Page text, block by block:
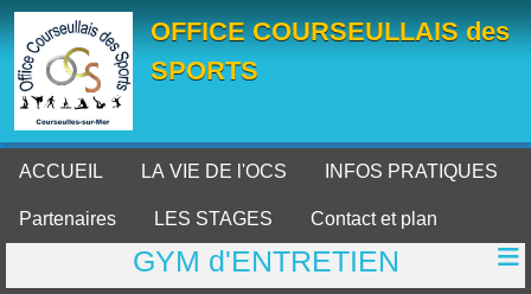
OFFICE COURSEULLAIS des
SPORTS
ACCUEIL LA VIE DE l'OCS INFOS PRATIQUES
Partenaires LES STAGES Contact et plan
GYM d'ENTRETIEN
Panneau de gestion des cookies